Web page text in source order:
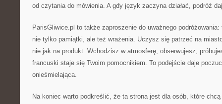
od czytania do mówienia. A gdy język zaczyna działać, podróż
ParisGliwice.pl to także zaproszenie do uważnego
nie tylko pamiątki, ale też wrażenia. Uczysz się patrzeć na
nie jak na produkt. Wchodzisz w atmosferę, obserwujesz,
francuski staje się Twoim pomocnikiem. To podejście daje
onieśmielająca.
Na koniec warto podkreślić, że ta strona jest dla osób, które